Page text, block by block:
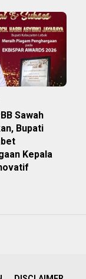
Sawah
Bupati
Kepala